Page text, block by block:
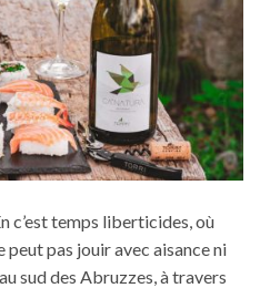
c’est temps liberticides, où
peut pas jouir avec aisance ni
sud des Abruzzes, à travers